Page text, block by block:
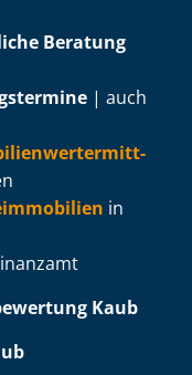
Beratung
| auch
in
Kaub